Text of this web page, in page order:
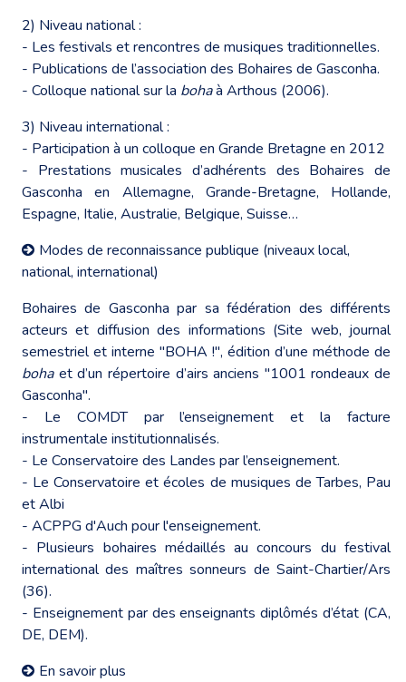
2) Niveau national :
- Les festivals et rencontres de musiques traditionnelles.
- Publications de l’association des Bohaires de Gasconha.
- Colloque national sur la bohaà Arthous (2006).
3) Niveau international :
- Participation à un colloque en Grande Bretagne en 2012
- Prestations musicales d’adhérents des Bohaires de
Gasconha en Allemagne, Grande-Bretagne, Hollande,
Espagne, Italie, Australie, Belgique, Suisse…
Modes de reconnaissance publique (niveaux local,
national, international)
Bohaires de Gasconha par sa fédération des différents
acteurs et diffusion des informations (Site web, journal
semestriel et interne "BOHA !", édition d’une méthode de
bohaet d’un répertoire d’airs anciens "1001 rondeaux de
Gasconha".
- Le COMDT par l’enseignement et la facture
instrumentale institutionnalisés.
- Le Conservatoire des Landes par l’enseignement.
- Le Conservatoire et écoles de musiques de Tarbes, Pau
et Albi
- ACPPG d'Auch pour l'enseignement.
- Plusieurs bohaires médaillés au concours du festival
international des maîtres sonneurs de Saint-Chartier/Ars
(36).
- Enseignement par des enseignants diplômés d’état (CA,
DE, DEM).
En savoir plus